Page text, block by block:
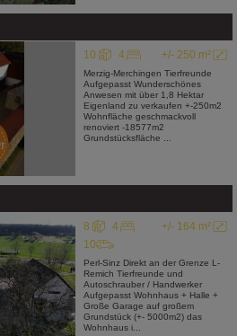
+/- 250 m²
10 4
Merzig-Merchingen Tierfreunde
Aufgepasst Wunderschönes
Anwesen mit über 1,8 Hektar
Eigenland zu verkaufen +-250m2
Wohnfläche geschmackvoll
renoviert -18577m2
Grundstücksfläche ...
+/- 164 m²
8
4
10
Perl-Sinz Direkt an der Grenze L-
Remich Tierfreunde und
Autoschrauber / Handwerker
Aufgepasst Wohnhaus + Halle +
Große Garage auf großem
Grundstück (+- 5000m2) das
Wohnhaus i...